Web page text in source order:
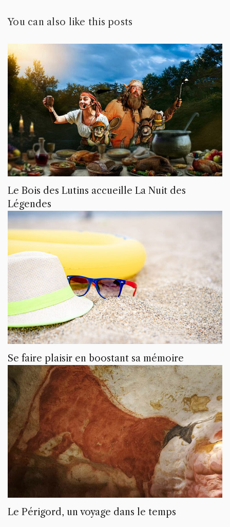
You can also like this posts
Le Bois des Lutins accueille La Nuit des
Légendes
Se faire plaisir en boostant sa mémoire
Le Périgord, un voyage dans le temps